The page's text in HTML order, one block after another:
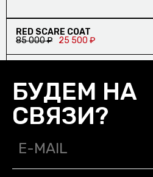
ИЗБРАННОЕ/
АРХИВ
ПРОЕКТЫ
СТУДИИ OUTLAW MOSCOW/
О НАС
О КОМПАНИИ/
СКИДКА
RED SCARE COAT
85 000 ₽
25 500 ₽
БУДЕМ НА
СВЯЗИ?